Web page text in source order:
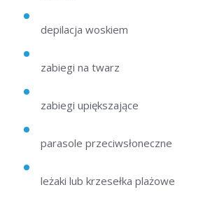
depilacja woskiem
zabiegi na twarz
zabiegi upiększające
parasole przeciwsłoneczne
leżaki lub krzesełka plażowe